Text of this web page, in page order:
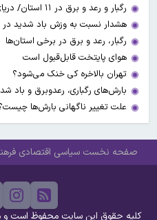
رگبار و رعد و برق در ۱۱ استان‌/ دریای خزر مواج می‌شود
هشدار نسبت به وزش باد شدید در
رگبار، رعد و برق در برخی استان‌ها
هوای پایتخت قابل‌قبول است
تهران بالاخره کی خنک می‌شود؟
بارش‌های رگباری، رعدوبرق و باد شدید در ۸ استان؛ تشدید
علت تغییر ناگهانی بارش‌ها
صفحه نخست سیاسی اقتصادی
کلیه حقوق این سایت محفوظ است و